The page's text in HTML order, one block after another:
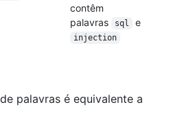
contêm
palavras
sql e
injection
palavras é equivalente a